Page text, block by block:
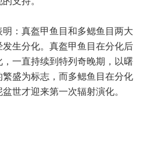
：真盔甲鱼目和多鳃鱼目两大
生分化。真盔甲鱼目在分化后
一直持续到特列奇晚期，以曙
盛为标志，而多鳃鱼目在分化
世才迎来第一次辐射演化。